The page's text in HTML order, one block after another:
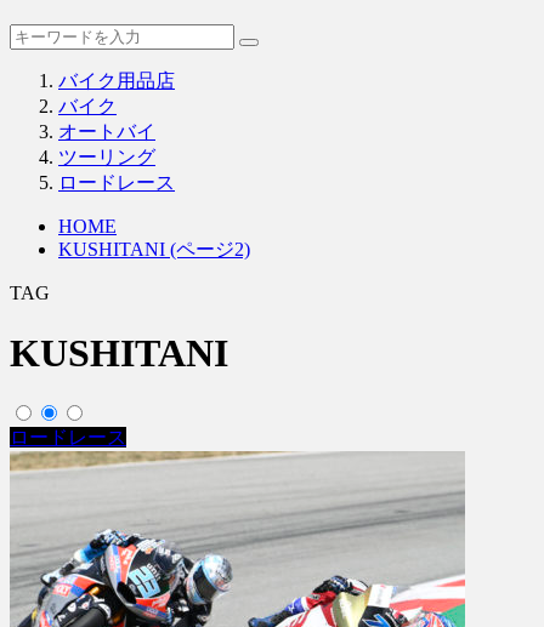
バイク用品店
バイク
オートバイ
ツーリング
ロードレース
HOME
KUSHITANI (ページ2)
TAG
KUSHITANI
ロードレース